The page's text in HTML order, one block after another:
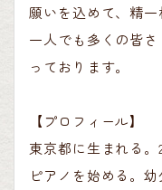
願いを込めて、精一
一人でも多くの皆
っております。
【プロフィール】
東京都に生まれる
ピアノを始める。